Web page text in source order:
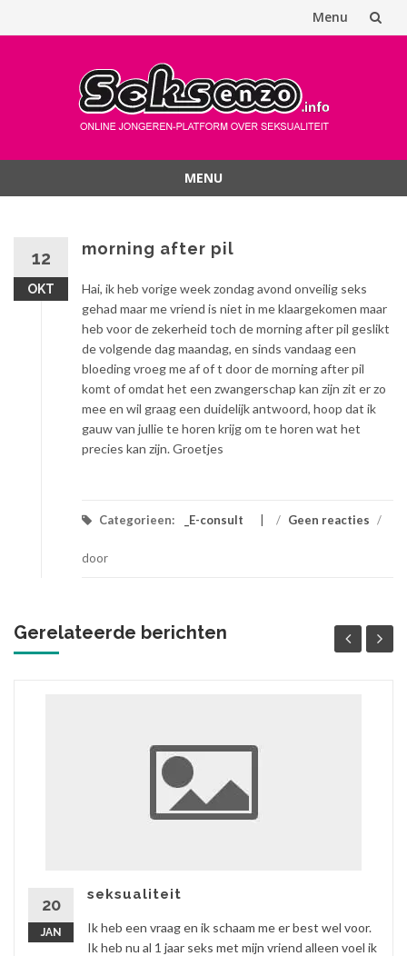
Menu
MENU
12
OKT
morning after pil
Hai, ik heb vorige week zondag avond onveilig seks
gehad maar me vriend is niet in me klaargekomen maar
heb voor de zekerheid toch de morning after pil geslikt
de volgende dag maandag, en sinds vandaag een
bloeding vroeg me af of t door de morning after pil
komt of omdat het een zwangerschap kan zijn zit er zo
mee en wil graag een duidelijk antwoord, hoop dat ik
gauw van jullie te horen krijg om te horen wat het
precies kan zijn. Groetjes
Categorieen: _E-consult / Geen reacties /
door
Gerelateerde berichten
20
JAN
seksualiteit
Ik heb een vraag en ik schaam me er best wel voor.
Ik heb nu al 1 jaar seks met mijn vriend alleen voel ik